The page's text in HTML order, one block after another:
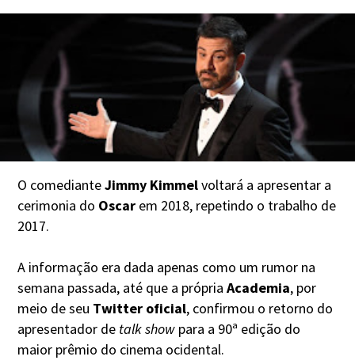
O comedianteJimmy Kimmelvoltará a apresentar a
cerimonia do Oscar em 2018, repetindo o trabalho de
2017.
A informação era dada apenas como um rumor na
semana passada, até que a própriaAcademia, por
meio de seu Twitter oficial, confirmou o retorno do
apresentador de talk show para a 90ª edição do
maior prêmio do cinema ocidental.